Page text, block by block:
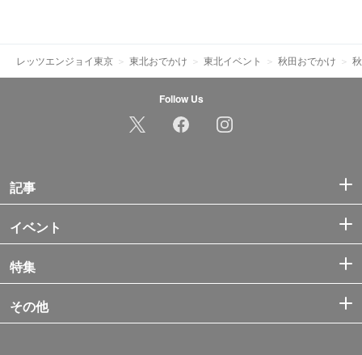
レッツエンジョイ東京 東北おでかけ 東北イベント 秋田おでかけ
Follow Us
記事
イベント
特集
その他